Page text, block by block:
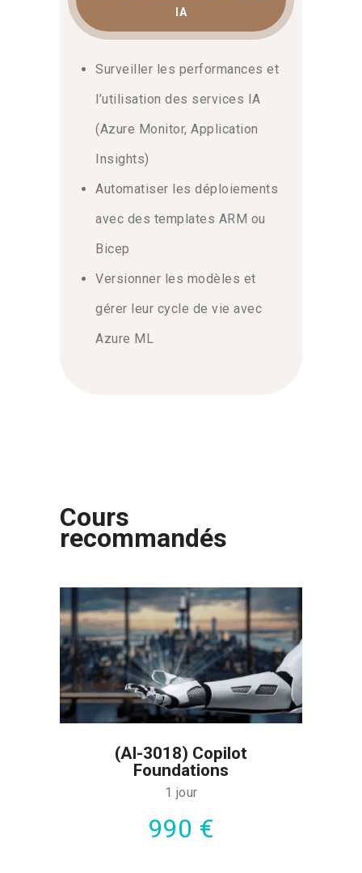
IA
Surveiller les performances et
l’utilisation des services IA
(Azure Monitor, Application
Insights)
Automatiser les déploiements
avec des templates ARM ou
Bicep
Versionner les modèles et
gérer leur cycle de vie avec
Azure ML
Cours
recommandés
(AI-3018) Copilot
Foundations
1 jour
990 €